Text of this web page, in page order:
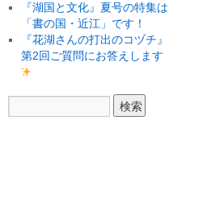
『湖国と文化』夏号の特集は
「書の国・近江」です！
『花湖さんの打出のコヅチ』
第2回ご質問にお答えします